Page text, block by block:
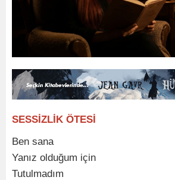
SESSİZLİK ÖTESİ
Ben sana
Yanız olduğum için
Tutulmadım